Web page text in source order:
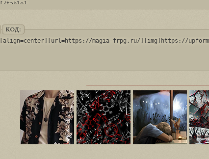
[/table]
КОД:
[align=center][url=https://magia-frpg.ru/][img]https://